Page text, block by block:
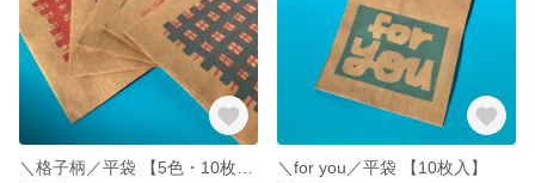
＼for you／平袋 【10枚入】